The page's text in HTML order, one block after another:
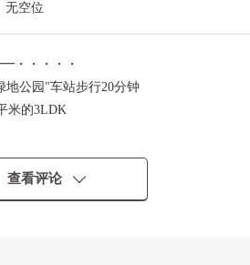
无空位
・・・・
地公园"车站步行20分钟
米的3LDK
的范围以内上学，放心
查看评论